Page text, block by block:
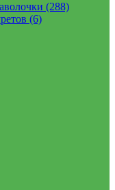
(288)
(6)